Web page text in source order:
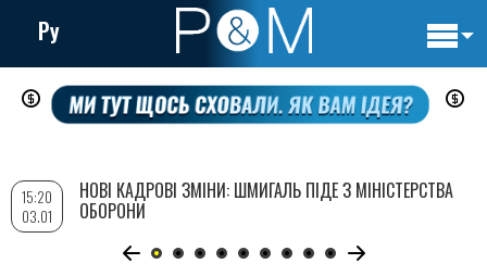
Перейти
до
вмісту
Ру
15:20
03.01
НОВІ КАДРОВІ ЗМІНИ: ШМИГАЛЬ ПІДЕ З МІНІСТЕРСТВА
ОБОРОНИ